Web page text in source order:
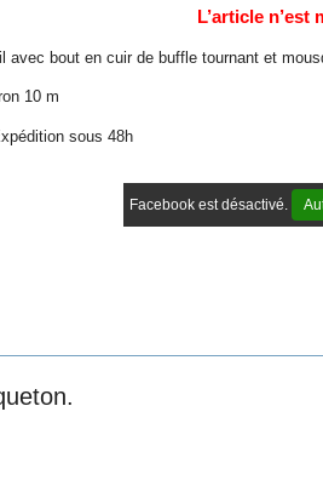
L’article
avec bout en cuir de buffle tournant et
10 m
sous 48h
Facebook est désactivé.